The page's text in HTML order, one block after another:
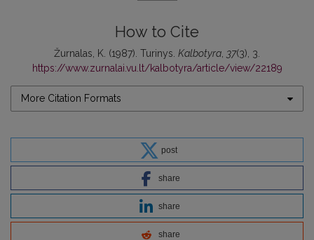
How to Cite
Žurnalas, K. (1987). Turinys. Kalbotyra 37(3), 3.
https://www.zurnalai.vu.lt/kalbotyra/article/view/22189
More Citation Formats
post
share
share
share